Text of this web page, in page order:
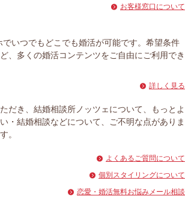
お客様窓口について
いつでもどこでも婚活が可能です。希望条件
、多くの婚活コンテンツをご自由にご利用でき
詳しく見る
だき、結婚相談所ノッツェについて、もっとよ
・結婚相談などについて、ご不明な点がありま
。
よくあるご質問について
個別スタイリングについて
恋愛・婚活無料お悩みメール相談